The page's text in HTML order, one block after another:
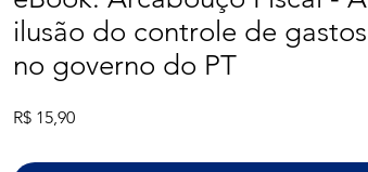
ilusão do controle de gastos
no governo do PT
R$ 15,90Preço